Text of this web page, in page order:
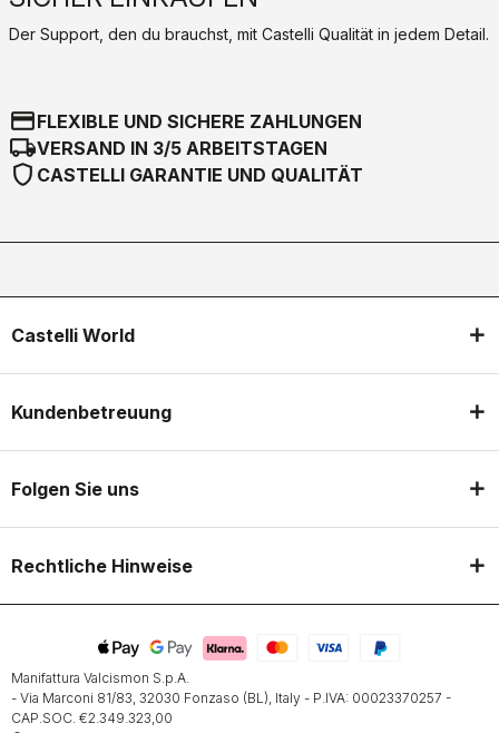
Der Support, den du brauchst, mit Castelli Qualität in jedem Detail.
credit_cardFLEXIBLE UND SICHERE ZAHLUNGEN
local_shippingVERSAND IN 3/5 ARBEITSTAGEN
shield CASTELLI GARANTIE UND QUALITÄT
Castelli World
Kundenbetreuung
Folgen Sie uns
Rechtliche Hinweise
Manifattura Valcismon S.p.A.
- Via Marconi 81/83, 32030 Fonzaso (BL), Italy - P.IVA: 00023370257 -
CAP.SOC. €2.349.323,00